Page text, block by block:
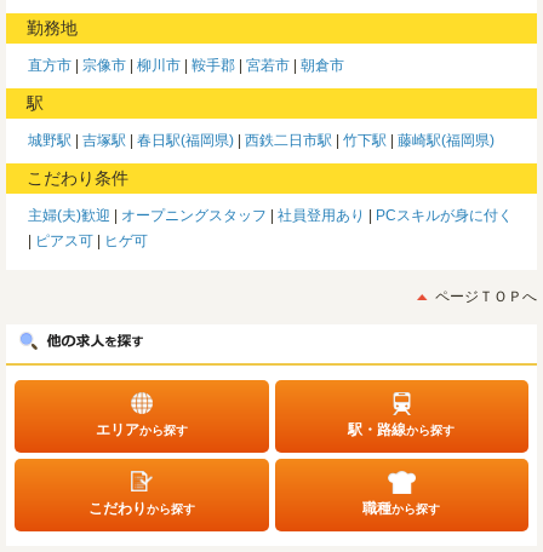
勤務地
直方市 宗像市 柳川市 鞍手郡 宮若市 朝倉市
駅
城野駅 吉塚駅 春日駅(福岡県) 西鉄二日市駅 竹下駅 藤崎駅(福岡県)
こだわり条件
主婦(夫)歓迎 オープニングスタッフ 社員登用あり
PCスキルが身に付く
ピアス可
ヒゲ可
ページＴＯＰへ
エリアから探す 駅・路線から探す
こだわりから探す 職種から探す